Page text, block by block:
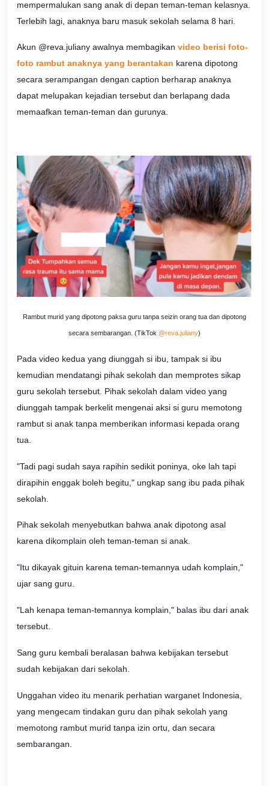
mempermalukan sang anak di depan teman-teman kelasnya.
Terlebih lagi, anaknya baru masuk sekolah selama 8 hari.
Akun @reva.juliany awalnya membagikan video berisi foto-
foto rambut anaknya yang berantakan karena dipotong
secara serampangan dengan caption berharap anaknya
dapat melupakan kejadian tersebut dan berlapang dada
memaafkan teman-teman dan gurunya.
Rambut murid yang dipotong paksa guru tanpa seizin orang tua dan dipotong
secara sembarangan. (TikTok @reva.juliany)
Pada video kedua yang diunggah si ibu, tampak si ibu
kemudian mendatangi pihak sekolah dan memprotes sikap
guru sekolah tersebut. Pihak sekolah dalam video yang
diunggah tampak berkelit mengenai aksi si guru memotong
rambut si anak tanpa memberikan informasi kepada orang
tua.
"Tadi pagi sudah saya rapihin sedikit poninya, oke lah tapi
dirapihin enggak boleh begitu," ungkap sang ibu pada pihak
sekolah.
Pihak sekolah menyebutkan bahwa anak dipotong asal
karena dikomplain oleh teman-teman si anak.
"Itu dikayak gituin karena teman-temannya udah komplain,"
ujar sang guru.
"Lah kenapa teman-temannya komplain," balas ibu dari anak
tersebut.
Sang guru kembali beralasan bahwa kebijakan tersebut
sudah kebijakan dari sekolah.
Unggahan video itu menarik perhatian warganet Indonesia,
yang mengecam tindakan guru dan pihak sekolah yang
memotong rambut murid tanpa izin ortu, dan secara
sembarangan.